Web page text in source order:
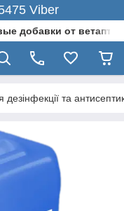
Viber
добавки от
дезінфекції та